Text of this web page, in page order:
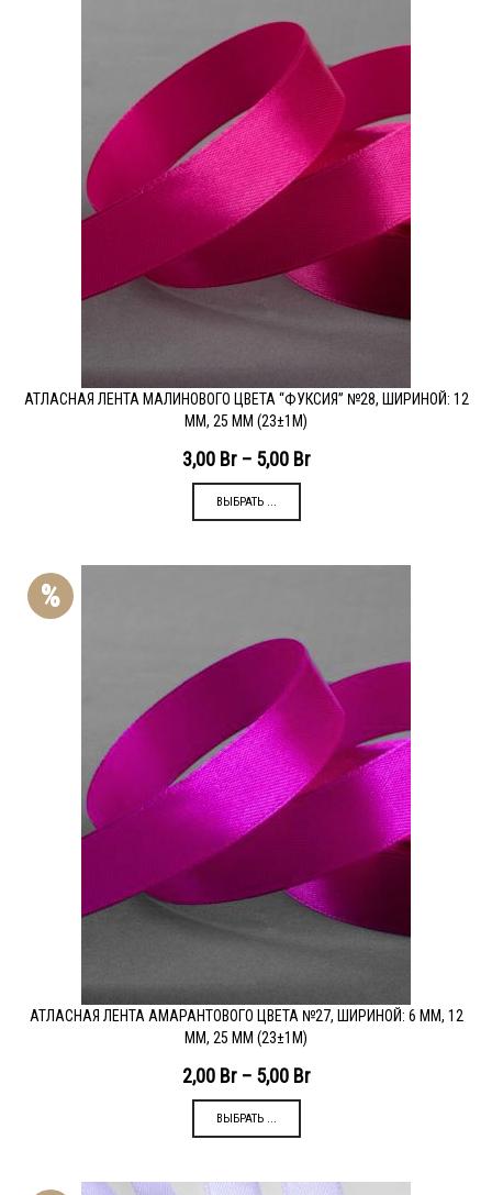
АТЛАСНАЯ ЛЕНТА МАЛИНОВОГО ЦВЕТА “ФУКСИЯ” №28, ШИРИНОЙ: 12
ММ, 25 ММ (23±1М)
3,00 Br– 5,00 Br
ВЫБРАТЬ ...
%
АТЛАСНАЯ ЛЕНТА АМАРАНТОВОГО ЦВЕТА №27, ШИРИНОЙ: 6 ММ, 12
ММ, 25 ММ (23±1М)
2,00 Br– 5,00 Br
ВЫБРАТЬ ...